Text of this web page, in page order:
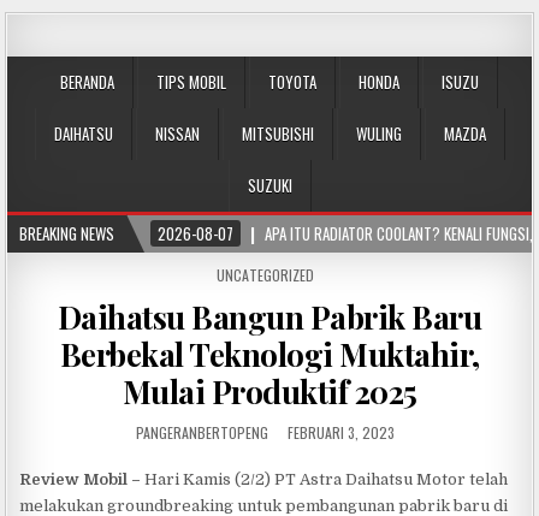
BERANDA TIPS MOBIL TOYOTA HONDA ISUZU
DAIHATSU NISSAN MITSUBISHI WULING MAZDA
SUZUKI
BREAKING NEWS
2026-08-07 APA ITU RADIATOR COOLANT? KENALI
P
S
T
E
D
UNCATEGORIZED
Daihatsu Bangun Pabrik Baru
Berbekal Teknologi Muktahir,
Mulai Produktif 2025
PANGERANBERTOPENG FEBRUARI 3, 2023
Review Mobil – Hari Kamis (2/2) PT Astra Daihatsu Motor telah
melakukan groundbreaking untuk pembangunan pabrik baru di